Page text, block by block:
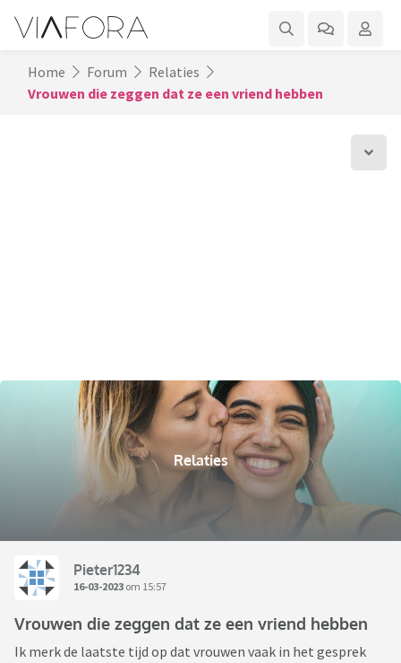
Home Forum
Relaties
Vrouwen die zeggen dat ze een vriend hebben
Relaties
Pieter1234
16-03-2023 om 15:57
Vrouwen die zeggen dat ze een vriend hebben
Ik merk de laatste tijd op dat vrouwen vaak in het gesprek